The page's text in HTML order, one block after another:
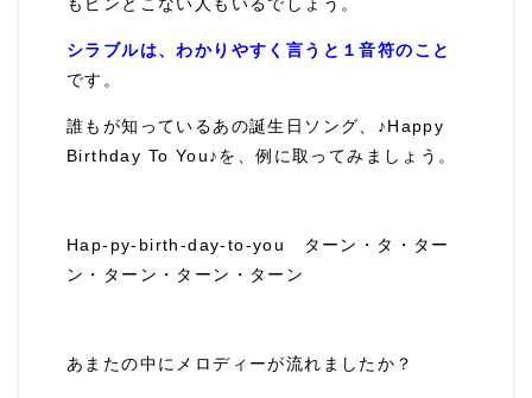
シラブルは、わかりやすく言うと１音符のこと
です。
誰もが知っているあの誕生日ソング、♪Happy
Birthday To You♪を、例に取ってみましょう。
Hap-py-birth-day-to-you ターン・タ・ター
ン・ターン・ターン・ターン
あまたの中にメロディーが流れましたか？